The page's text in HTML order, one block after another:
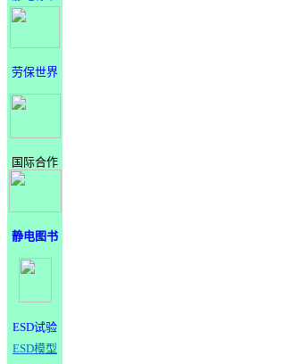
劳保世界
国际合作
静电图书
ESD试验
ESD模型